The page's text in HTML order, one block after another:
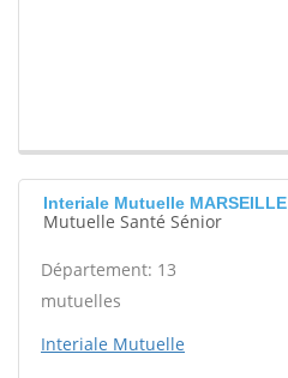
Interiale Mutuelle MARSEILLE
Mutuelle Santé Sénior
Département: 13
mutuelles
Interiale Mutuelle